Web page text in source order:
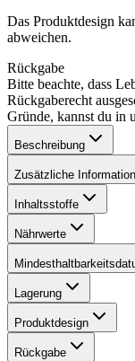
Das Produktdesign
abweichen.
Rückgabe
Bitte beachte, dass
Rückgaberecht
Gründe, kannst du in
Beschreibung
Zusätzliche
Inhaltsstoffe
Nährwerte
Lagerung
Produktdesign
Rückgabe